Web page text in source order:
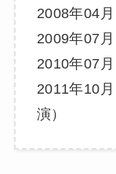
2008年04
2009年07
2010年07
2011年10
演）